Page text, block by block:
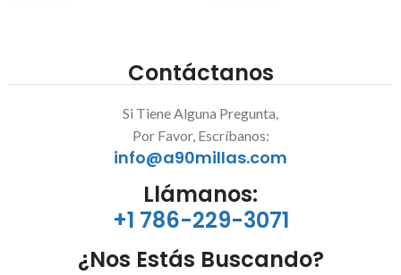
Contáctanos
Si Tiene Alguna Pregunta,
Por Favor, Escríbanos:
info@a90millas.com
Llámanos:
+1 786-229-3071
¿Nos Estás Buscando?